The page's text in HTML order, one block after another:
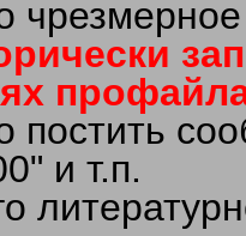
постить
и т.п.